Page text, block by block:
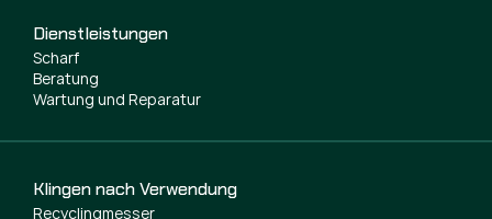
Dienstleistungen
Scharf
Beratung
Wartung und Reparatur
Klingen nach Verwendung
Recyclingmesser